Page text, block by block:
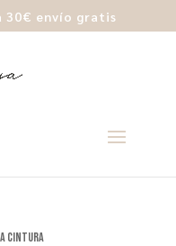
30€ envío gratis
Cintura